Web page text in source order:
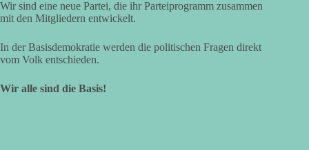
Wir sind eine neue Partei, die ihr Parteiprogramm zusammen
mit den Mitgliedern entwickelt.
In der Basisdemokratie werden die politischen Fragen direkt
vom Volk entschieden.
Wir alle sind die Basis!